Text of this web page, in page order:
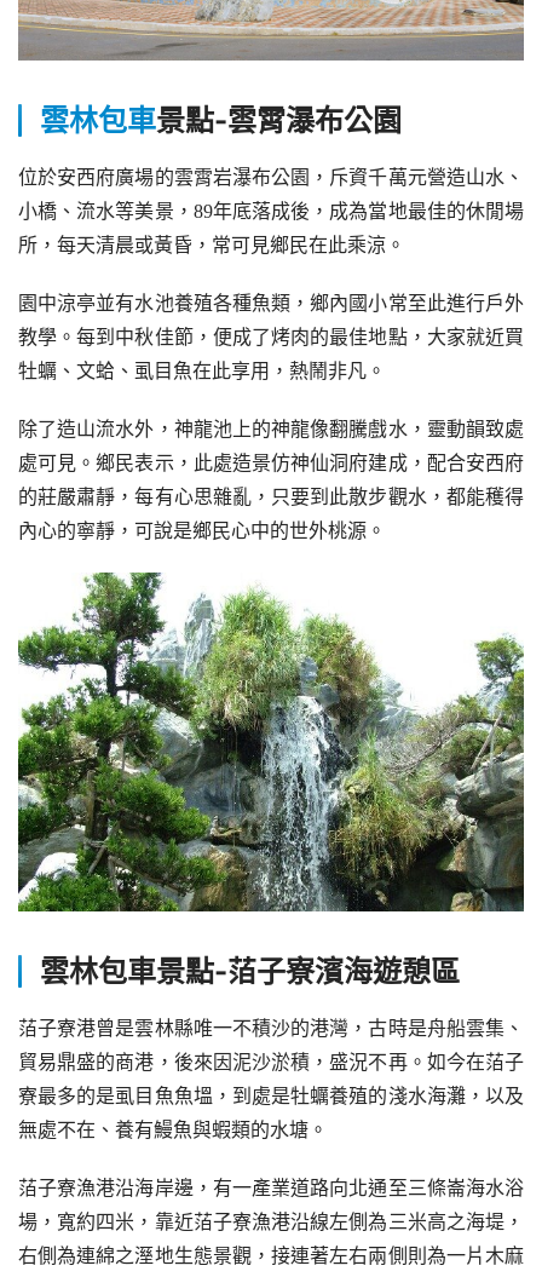
雲林包車景點-雲霄瀑布公園
位於安西府廣場的雲霄岩瀑布公園，斥資千萬元營造山水、
小橋、流水等美景，89年底落成後，成為當地最佳的休閒場
所，每天清晨或黃昏，常可見鄉民在此乘涼。
園中涼亭並有水池養殖各種魚類，鄉內國小常至此進行戶外
教學。每到中秋佳節，便成了烤肉的最佳地點，大家就近買
牡蠣、文蛤、虱目魚在此享用，熱鬧非凡。
除了造山流水外，神龍池上的神龍像翻騰戲水，靈動韻致處
處可見。鄉民表示，此處造景仿神仙洞府建成，配合安西府
的莊嚴肅靜，每有心思雜亂，只要到此散步觀水，都能穫得
內心的寧靜，可說是鄉民心中的世外桃源。
雲林包車景點-萡子寮濱海遊憩區
萡子寮港曾是雲林縣唯一不積沙的港灣，古時是舟船雲集、
貿易鼎盛的商港，後來因泥沙淤積，盛況不再。如今在萡子
寮最多的是虱目魚魚塭，到處是牡蠣養殖的淺水海灘，以及
無處不在、養有鰻魚與蝦類的水塘。
萡子寮漁港沿海岸邊，有一產業道路向北通至三條崙海水浴
場，寬約四米，靠近萡子寮漁港沿線左側為三米高之海堤，
右側為連綿之溼地生態景觀，接連著左右兩側則為一片木麻